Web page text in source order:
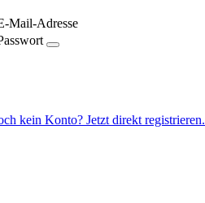
Mail-Adresse
kein Konto? Jetzt direkt registrieren.